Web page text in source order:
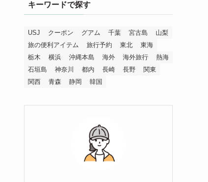
キーワードで探す
USJ クーポン グアム 千葉 宮古島
山梨
旅の便利アイテム
旅行予約 東北
東海
栃木
横浜 沖縄本島 海外 海外旅行
熱海
石垣島
神奈川 都内 長崎 長野
関東
関西
青森 静岡 韓国